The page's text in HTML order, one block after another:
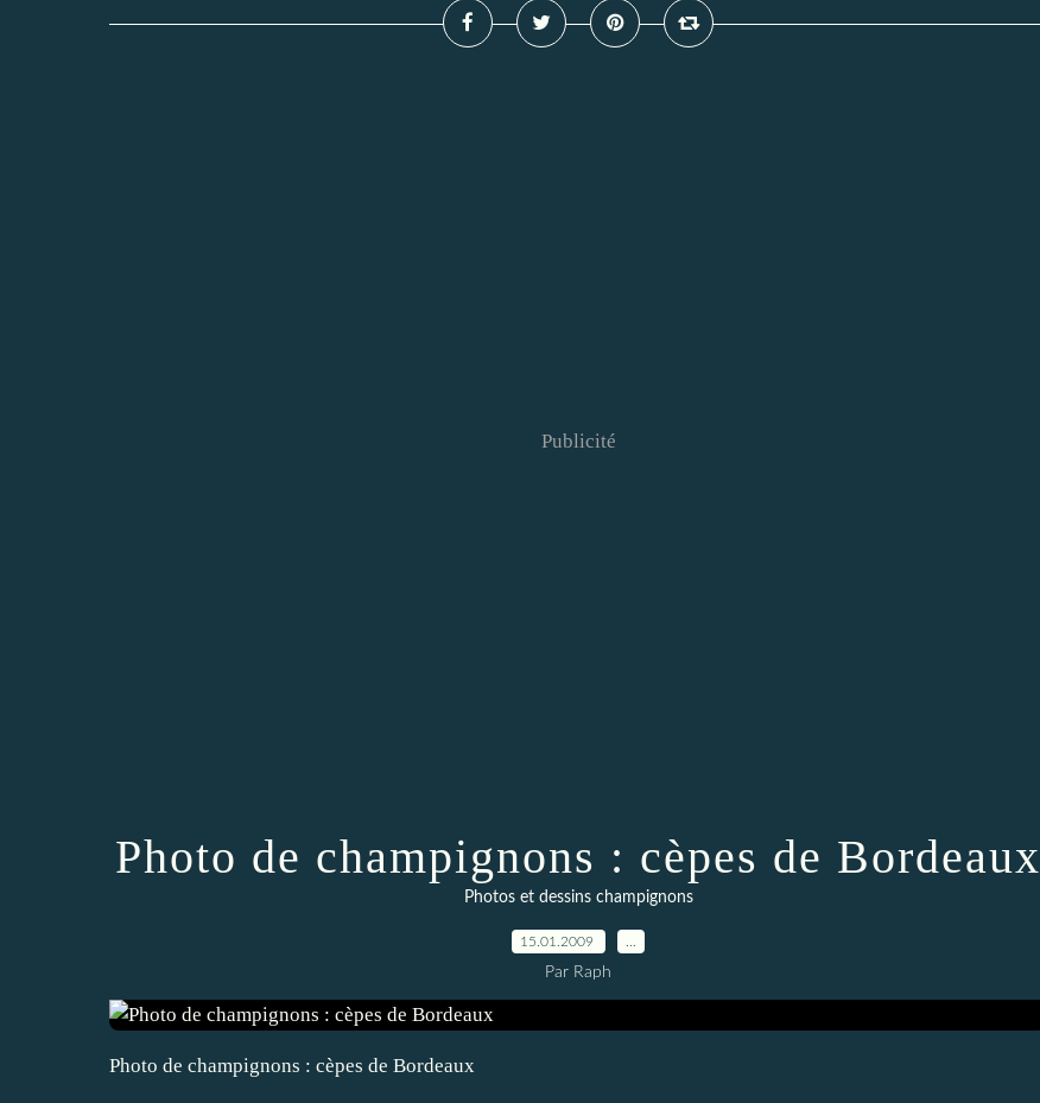
Publicité
Photo de champignons : cèpes de Bordeaux
Photos et dessins champignons
15.01.2009
Par Raph
Photo de champignons : cèpes de Bordeaux